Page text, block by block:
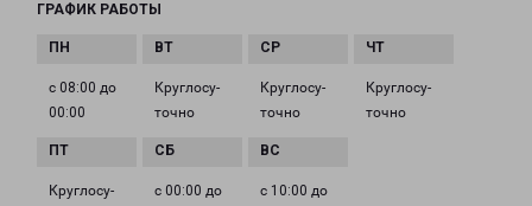
ГРАФИК РАБОТЫ
с 08:00 до
00:00
Круглосу­
точно
Круглосу­
точно
Круглосу­
точно
Круглосу­
с 00:00 до
с 10:00 до